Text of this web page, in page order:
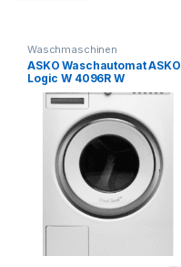
Waschmaschinen
ASKO Waschautomat ASKO
Logic W 4096R W